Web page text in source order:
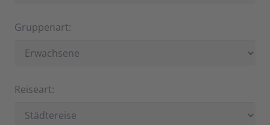
Gruppenart:
Reiseart: